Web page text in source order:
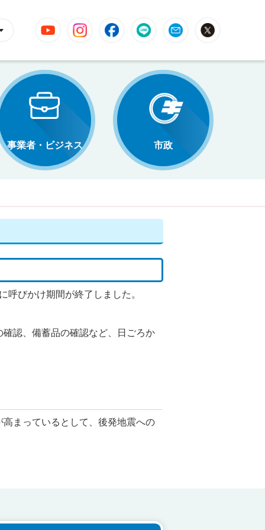
YouTube InstagramFacebookLINE Mail
事業者・ビジネス 市政
びかけ期間が終了しました。
認、備蓄品の確認など、日ごろか
まっているとして、後発地震への